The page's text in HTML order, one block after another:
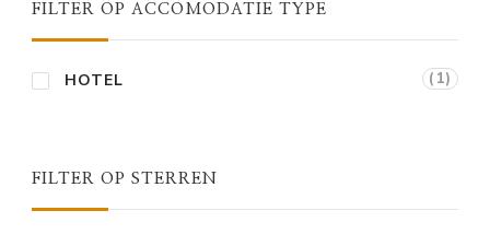
FILTER OP ACCOMODATIE TYPE
HOTEL (1)
FILTER OP STERREN